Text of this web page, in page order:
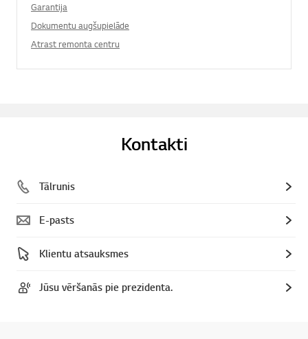
Garantija
Dokumentu augšupielāde
Atrast remonta centru
Kontakti
Tālrunis
E-pasts
Klientu atsauksmes
Jūsu vēršanās pie prezidenta.